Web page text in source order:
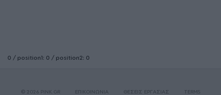
0 / position1: 0 / position2: 0
© 2026 PINK.GR ΕΠΙΚΟΙΝΩΝΙΑ ΘΕΣΕΙΣ ΕΡΓΑΣΙΑΣ TERMS